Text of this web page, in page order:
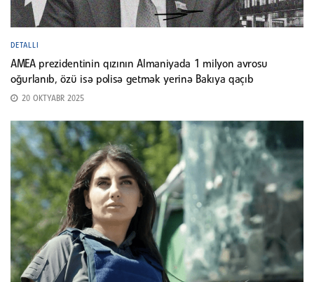
DETALLI
AMEA prezidentinin qızının Almaniyada 1 milyon avrosu
oğurlanıb, özü isə polisə getmək yerinə Bakıya qaçıb
20 OKTYABR 2025